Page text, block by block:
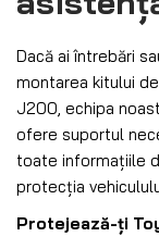
Dacă ai întrebări
montarea kitului
J200, echipa
ofere suportul
toate informațiile
protecția
Protejează-ți